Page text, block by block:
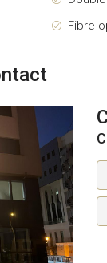
Fibre